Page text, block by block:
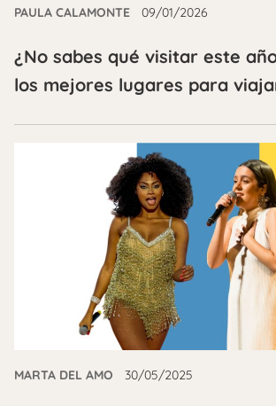
PAULA CALAMONTE 09/01/2026
¿No sabes qué visitar este
los mejores lugares para
MARTA DEL AMO 30/05/2025